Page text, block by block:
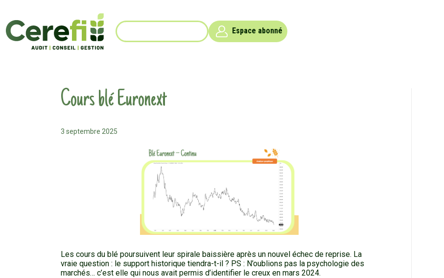
Espace abonné
Cours blé Euronext
3 septembre 2025
Les cours du blé poursuivent leur spirale baissière après un nouvel échec de reprise. La
vraie question : le support historique tiendra-t-il ? PS : N’oublions pas la psychologie des
marchés… c’est elle qui nous avait permis d’identifier le creux en mars 2024.